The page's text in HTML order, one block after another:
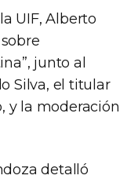
UIF, Alberto
junto al
Silva, el titular
y la moderación
detalló